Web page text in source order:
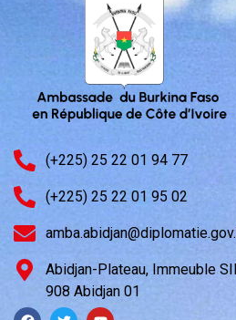
(+225) 25 22 01 94 77
(+225) 25 22 01 95 02
Abidjan-Plateau, Immeuble
908 Abidjan 01